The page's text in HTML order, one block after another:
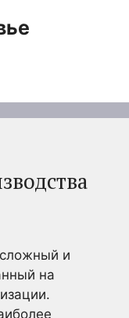
и
на